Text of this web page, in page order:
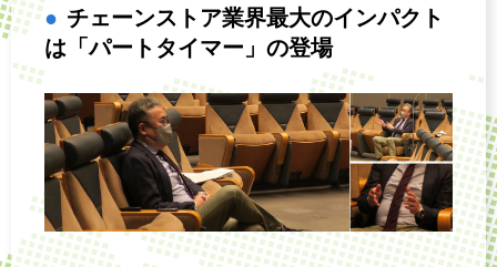
チェーンストア業界最大のインパクト
は「パートタイマー」の登場